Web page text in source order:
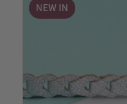
NEW IN